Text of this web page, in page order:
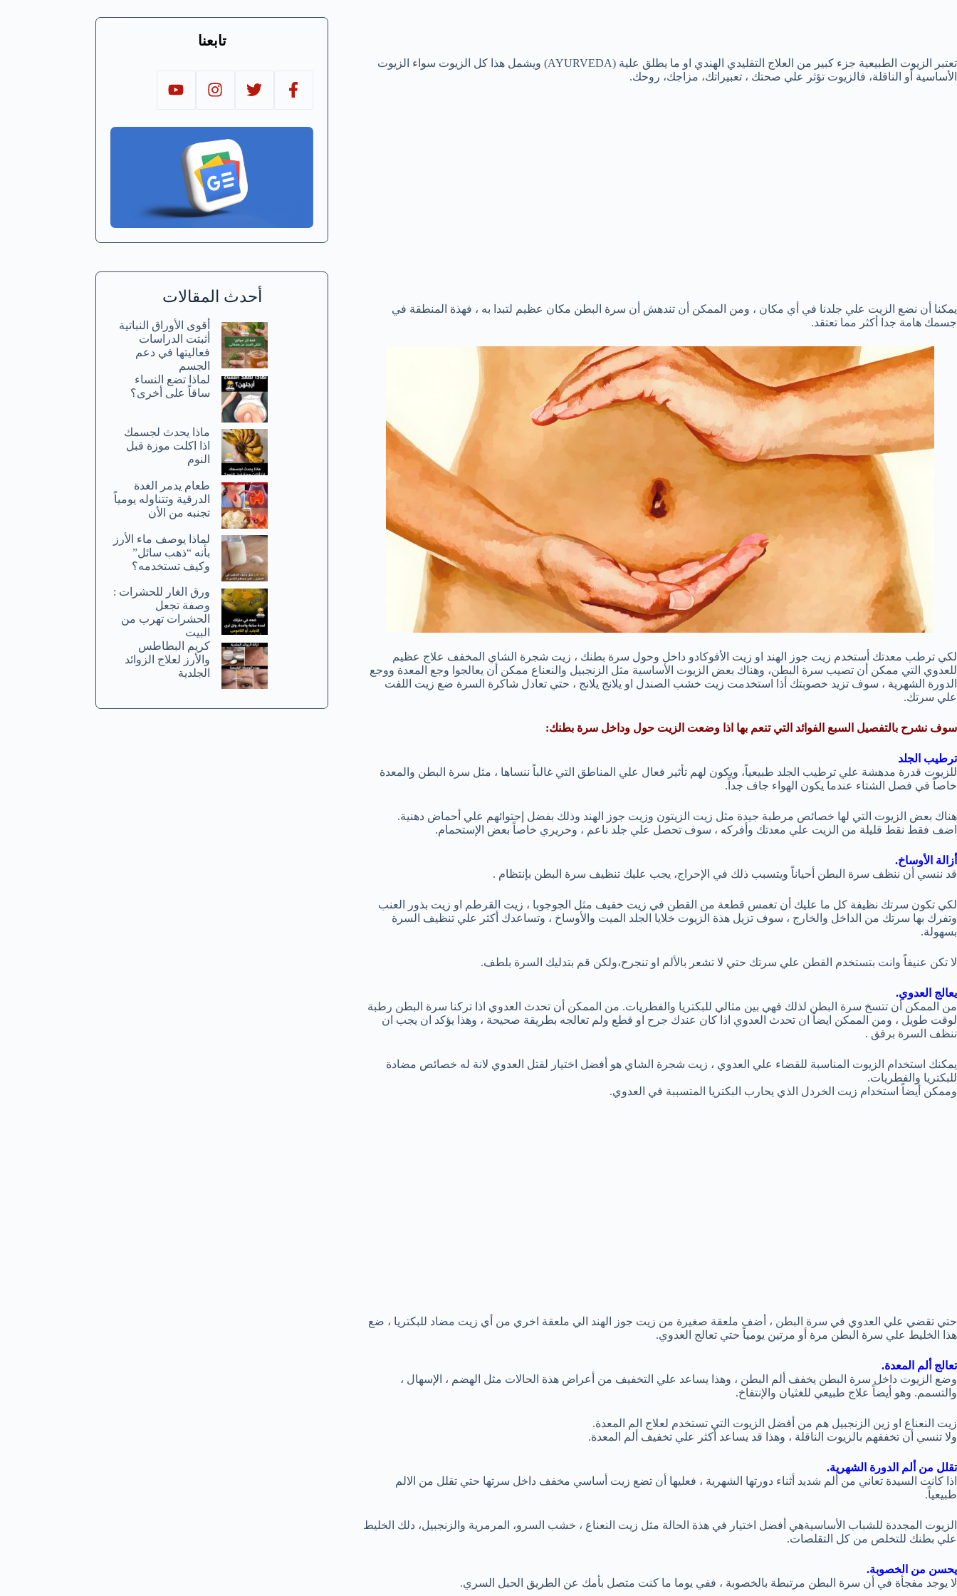
تعتبر الزيوت الطبيعية جزء كبير من العلاج التقليدي الهندي او ما يطلق علية (AYURVEDA) ويشمل هذا كل الزيوت سواء الزيوت
الأساسية أو الناقلة، فالزيوت تؤثر علي صحتك ، تعبيراتك، مزاجك، روحك.
يمكنا أن نضع الزيت علي جلدنا في أي مكان ، ومن الممكن أن تندهش أن سرة البطن مكان عظيم لتبدا به ، فهذة المنطقة في
جسمك هامة جدا أكثر مما تعتقد.
لكي ترطب معدتك أستخدم زيت جوز الهند او زيت الأفوكادو داخل وحول سرة بطنك ، زيت شجرة الشاي المخفف علاج عظيم
للعدوي التي ممكن أن تصيب سرة البطن، وهناك بعض الزيوت الأساسية مثل الزنجبيل والنعناع ممكن أن يعالجوا وجع المعدة ووجع
الدورة الشهرية ، سوف تزيد خصوبتك أذا استخدمت زيت خشب الصندل او يلانج يلانج ، حتي تعادل شاكرة السرة ضع زيت اللفت
علي سرتك.
سوف نشرح بالتفصيل السبع الفوائد التي تنعم بها اذا وضعت الزيت حول وداخل سرة بطنك:
ترطيب الجلد
للزيوت قدرة مدهشة علي ترطيب الجلد طبيعياً، ويكون لهم تأثير فعال علي المناطق التي غالباً ننساها ، مثل سرة البطن والمعدة
خاصاً في فصل الشتاء عندما يكون الهواء جاف جداً.
هناك بعض الزيوت التي لها خصائص مرطبة جيدة مثل زيت الزيتون وزيت جوز الهند وذلك بفضل إحتوائهم علي أحماض دهنية.
اضف فقط نقط قليلة من الزيت علي معدتك وأفركه ، سوف تحصل علي جلد ناعم ، وحريري خاصاً بعض الإستحمام.
أزالة الأوساخ.
قد ننسي أن ننظف سرة البطن أحياناً ويتسبب ذلك في الإحراج، يجب عليك تنظيف سرة البطن بإنتظام .
لكي تكون سرتك نظيفة كل ما عليك أن تغمس قطعة من القطن في زيت خفيف مثل الجوجوبا ، زيت القرطم او زيت بذور العنب
وتفرك بها سرتك من الداخل والخارج ، سوف تزيل هذة الزيوت خلايا الجلد الميت والأوساخ ، وتساعدك أكثر علي تنظيف السرة
بسهولة.
لا تكن عنيفاً وانت بتستخدم القطن علي سرتك حتي لا تشعر بالألم او تنجرح،ولكن قم بتدليك السرة بلطف.
يعالج العدوي.
من الممكن أن تتسخ سرة البطن لذلك فهي بين مثالي للبكتريا والفطريات. من الممكن أن تحدث العدوي اذا تركنا سرة البطن رطبة
لوقت طويل ، ومن الممكن ايضاً ان تحدث العدوي اذا كان عندك جرح او قطع ولم تعالجه بطريقة صحيحة ، وهذا يؤكد ان يجب ان
ننظف السرة برفق .
يمكنك استخدام الزيوت المناسبة للقضاء علي العدوي ، زيت شجرة الشاي هو أفضل اختيار لقتل العدوي لانة له خصائص مضادة
للبكتريا والفطريات.
وممكن أيضاً استخدام زيت الخردل الذي يحارب البكتريا المتسببة في العدوي.
حتي تقضي علي العدوي في سرة البطن ، أضف ملعقة صغيرة من زيت جوز الهند الي ملعقة اخري من أي زيت مضاد للبكتريا ، ضع
هذا الخليط علي سرة البطن مرة أو مرتين يومياً حتي تعالج العدوي.
تعالج ألم المعدة.
وضع الزيوت داخل سرة البطن يخفف ألم البطن ، وهذا يساعد علي التخفيف من أعراض هذة الحالات مثل الهضم ، الإسهال ،
والتسمم. وهو أيضاً علاج طبيعي للغثيان والإنتفاخ.
زيت النعناع او زين الزنجبيل هم من أفضل الزيوت التي تستخدم لعلاج الم المعدة.
ولا تنسي أن تخففهم بالزيوت الناقلة ، وهذا قد يساعد أكثر علي تخفيف ألم المعدة.
تقلل من ألم الدورة الشهرية.
اذا كانت السيدة تعاني من ألم شديد أثناء دورتها الشهرية ، فعليها أن تضع زيت أساسي مخفف داخل سرتها حتي تقلل من الالم
طبيعياً.
الزيوت المجددة للشباب الأساسيةهي أفضل اختيار في هذة الحالة مثل زيت النعناع ، خشب السرو، المرمرية والزنجبيل، دلك الخليط
علي بطنك للتخلص من كل التقلصات.
يحسن من الخصوبة.
لا يوجد مفجأة في أن سرة البطن مرتبطة بالخصوبة ، ففي يوما ما كنت متصل بأمك عن الطريق الحبل السري.
تابعنا
أحدث المقالات
أقوى الأوراق النباتية
أثبتت الدراسات
فعاليتها في دعم
الجسم
لماذا تضع النساء
ساقاً على أخرى؟
ماذا يحدث لجسمك
اذا اكلت موزة قبل
النوم
طعام يدمر الغدة
الدرقية وتتناوله يومياً
تجنبه من الأن
لماذا يوصف ماء الأرز
بأنه “ذهب سائل”
وكيف تستخدمه؟
ورق الغار للحشرات :
وصفة تجعل
الحشرات تهرب من
البيت
كريم البطاطس
والأرز لعلاج الزوائد
الجلدية